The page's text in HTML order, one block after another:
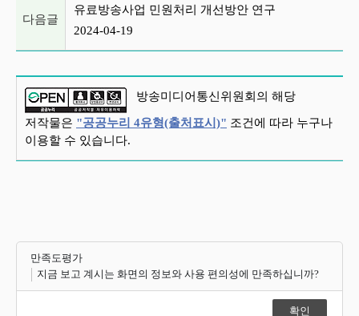
다음글
유료방송사업 민원처리 개선방안 연구
2024-04-19
방송미디어통신위원회의 해당
저작물은 "공공누리 4유형(출처표시)" 조건에 따라 누구나
이용할 수 있습니다.
만족도평가
지금 보고 계시는 화면의 정보와 사용 편의성에 만족하십니까?